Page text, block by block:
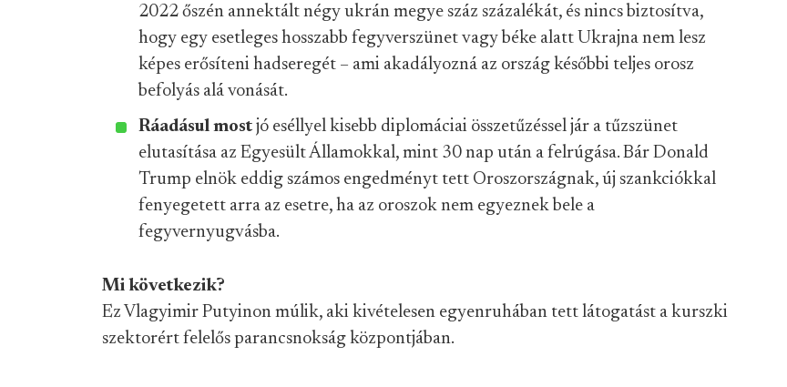
2022 őszén annektált négy ukrán megye száz százalékát, és nincs biztosítva,
hogy egy esetleges hosszabb fegyverszünet vagy béke alatt Ukrajna nem lesz
képes erősíteni hadseregét – ami akadályozná az ország későbbi teljes orosz
befolyás alá vonását.
Ráadásul most jó eséllyel kisebb diplomáciai összetűzéssel jár a tűzszünet
elutasítása az Egyesült Államokkal, mint 30 nap után a felrúgása. Bár Donald
Trump elnök eddig számos engedményt tett Oroszországnak, új szankciókkal
fenyegetett arra az esetre, ha az oroszok nem egyeznek bele a
fegyvernyugvásba.
Mi következik?
Ez Vlagyimir Putyinon múlik, aki kivételesen egyenruhában tett látogatást a kurszki
szektorért felelős parancsnokság központjában.